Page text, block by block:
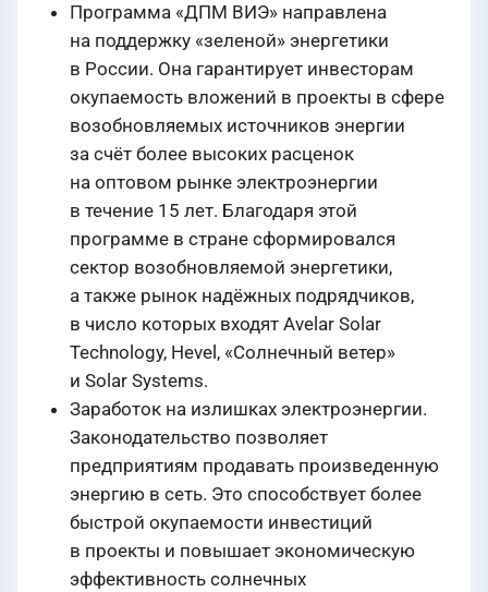
Программа «ДПМ ВИЭ» направлена
на поддержку «зеленой» энергетики
в России. Она гарантирует инвесторам
окупаемость вложений в проекты в сфере
возобновляемых источников энергии
за счёт более высоких расценок
на оптовом рынке электроэнергии
в течение 15 лет. Благодаря этой
программе в стране сформировался
сектор возобновляемой энергетики,
а также рынок надёжных подрядчиков,
в число которых входят Avelar Solar
Technology, Hevel, «Солнечный ветер»
и Solar Systems.
Заработок на излишках электроэнергии.
Законодательство позволяет
предприятиям продавать произведенную
энергию в сеть. Это способствует более
быстрой окупаемости инвестиций
в проекты и повышает экономическую
эффективность солнечных